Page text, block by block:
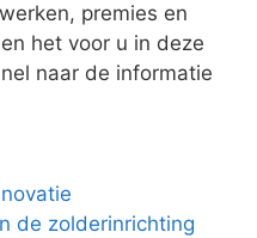
premies en
het voor u in deze
naar de informatie
de zolderinrichting